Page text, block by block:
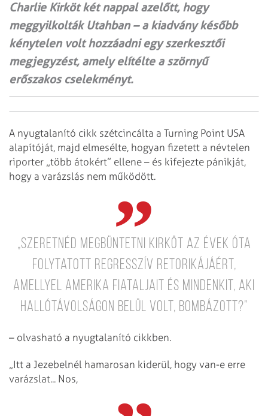
Charlie Kirköt két nappal azelőtt, hogy
meggyilkolták Utahban – a kiadvány később
kénytelen volt hozzáadni egy szerkesztői
megjegyzést, amely elítélte a szörnyű
erőszakos cselekményt.
A nyugtalanító cikk szétcincálta a Turning Point USA
alapítóját, majd elmesélte, hogyan fizetett a névtelen
riporter „több átokért” ellene – és kifejezte pánikját,
hogy a varázslás nem működött.
„Szeretnéd megbüntetni Kirköt az évek óta
folytatott regresszív retorikájáért,
amellyel Amerika fiataljait és mindenkit, aki
hallótávolságon belül volt, bombázott?”
– olvasható a nyugtalanító cikkben.
„Itt a Jezebelnél hamarosan kiderül, hogy van-e erre
varázslat... Nos,